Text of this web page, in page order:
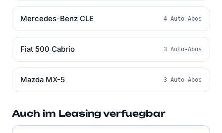
Mercedes-Benz CLE 4 Auto-Abos
Fiat 500 Cabrio 3 Auto-Abos
Mazda MX-5 3 Auto-Abos
Auch im Leasing verfuegbar